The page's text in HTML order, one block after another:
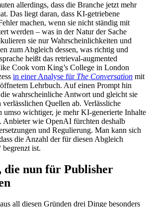
allerdings, dass die Branche jetzt mehr
Das liegt daran, dass KI-getriebene
machen, wenn sie nicht ständig mit
werden – was in der Natur der Sache
sie nur Wahrscheinlichkeiten und
zum Abgleich dessen, was richtig und
heißt das retrieval-augmented
Cook vom King’s College in London
in einer Analyse für The Conversation mit
Lehrbuch. Auf einen Prompt hin
wahrscheinliche Antwort und gleicht sie
Quellen ab. Verlässliche
umso wichtiger, je mehr KI-generierte Inhalte
Anbieter wie OpenAI fürchten deshalb
und Regulierung. Man kann sich
die Anzahl der für diesen Abgleich
begrenzt ist.
die nun für Publisher
all diesen Gründen drei Dinge besonders